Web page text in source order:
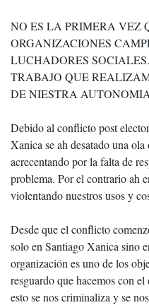
NO ES LA PRIMERA VEZ
ORGANIZACIONES
LUCHADORES
TRABAJO QUE
DE NIESTRA
Debido al conflicto post
Xanica se ah desatado una
acrecentando por la falta de
problema. Por el contrario ah
violentando nuestros usos y
Desde que el conflicto
solo en Santiago Xanica sino
organización es uno de los
resguardo que hacemos con
esto se nos criminaliza y se